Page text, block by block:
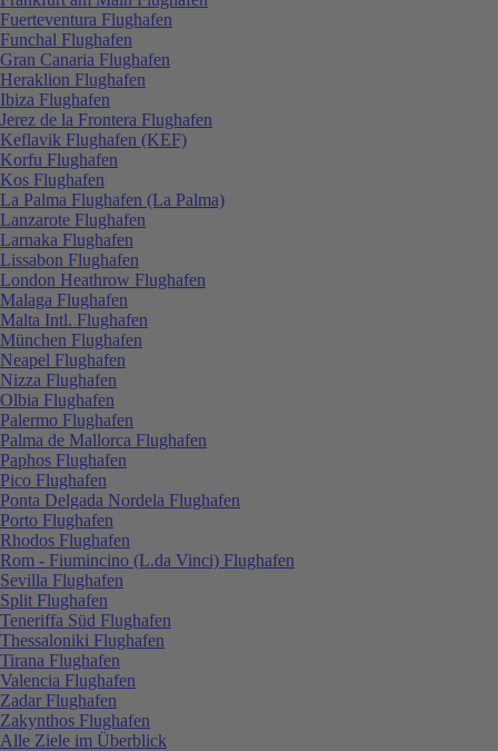
Fuerteventura Flughafen
Funchal Flughafen
Gran Canaria Flughafen
Heraklion Flughafen
Ibiza Flughafen
Jerez de la Frontera Flughafen
Keflavik Flughafen (KEF)
Korfu Flughafen
Kos Flughafen
La Palma Flughafen (La Palma)
Lanzarote Flughafen
Larnaka Flughafen
Lissabon Flughafen
London Heathrow Flughafen
Malaga Flughafen
Malta Intl. Flughafen
München Flughafen
Neapel Flughafen
Nizza Flughafen
Olbia Flughafen
Palermo Flughafen
Palma de Mallorca Flughafen
Paphos Flughafen
Pico Flughafen
Ponta Delgada Nordela Flughafen
Porto Flughafen
Rhodos Flughafen
Rom - Fiumincino (L.da Vinci) Flughafen
Sevilla Flughafen
Split Flughafen
Teneriffa Süd Flughafen
Thessaloniki Flughafen
Tirana Flughafen
Valencia Flughafen
Zadar Flughafen
Zakynthos Flughafen
Alle Ziele im Überblick